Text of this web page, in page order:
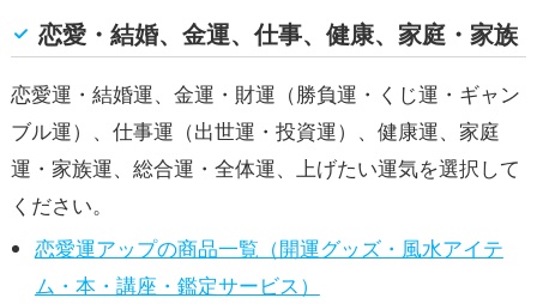
恋愛・結婚、金運、仕事、健康、家庭・家族
恋愛運・結婚運、金運・財運（勝負運・くじ運・ギャン
ブル運）、仕事運（出世運・投資運）、健康運、家庭
運・家族運、総合運・全体運、上げたい運気を選択して
ください。
恋愛運アップの商品一覧（開運グッズ・風水アイテ
ム・本・講座・鑑定サービス）